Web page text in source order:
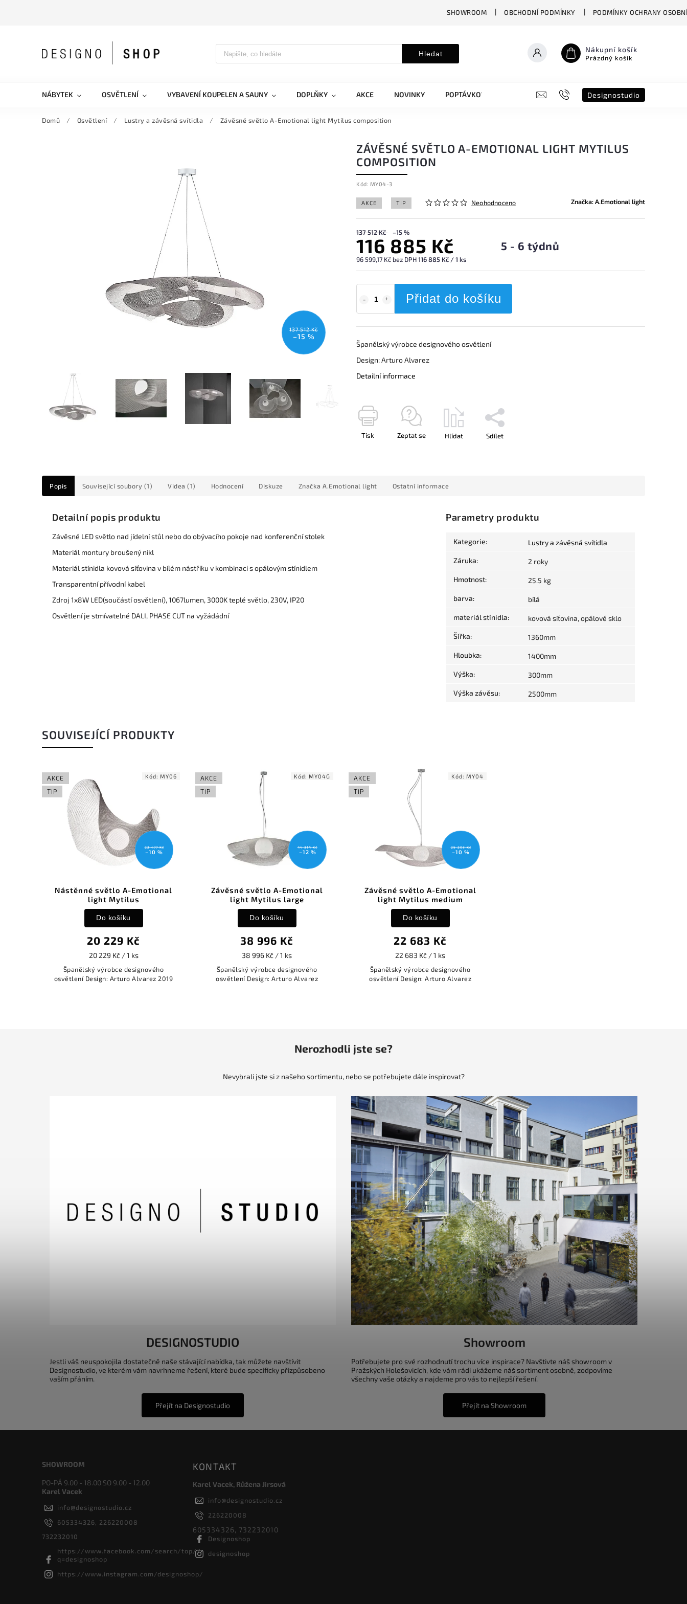
SHOWROOM OBCHODNÍ PODMÍNKY PODMÍNKY OCHRANY
Hledat Nákupní košík
Prázdný košík
NÁBYTEK OSVĚTLENÍ VYBAVENÍ KOUPELEN A SAUNY DOPLŇKY AKCE NOVINKY POPTÁVKOVÝ FORMULÁŘ B2B SHOWROOM
Designostudio
Domů / Osvětlení / Lustry a závěsná svítidla / Závěsné světlo A-Emotional light Mytilus composition
137 512 Kč
–15 %
ZÁVĚSNÉ SVĚTLO A-EMOTIONAL LIGHT MYTILUS
COMPOSITION
Kód: MY04-3
AKCE TIP Neohodnoceno Značka:A.Emotional light
137 512 Kč –15 %
116 885 Kč
96 599,17 Kč bez DPH116 885 Kč / 1 ks
5 - 6 týdnů
Přidat do košíku
Španělský výrobce designového osvětlení
Design: Arturo Alvarez
Detailní informace
Tisk Zeptat se Hlídat Sdílet
Popis Související soubory (1) Videa (1) Hodnocení Diskuze Značka A.Emotional light Ostatní informace
Detailní popis produktu
Závěsné LED světlo nad jídelní stůl nebo do obývacího pokoje nad konferenční stolek
Materiál montury broušený nikl
Materiál stínidla kovová síťovina v bílém nástřiku v kombinaci s opálovým stínidlem
Transparentní přívodní kabel
Zdroj 1x8W LED(součástí osvětlení), 1067lumen, 3000K teplé světlo, 230V, IP20
Osvětlení je stmívatelné DALI, PHASE CUT na vyžádádní
Parametry produktu
Kategorie: Lustry a závěsná svítidla
Záruka: 2 roky
Hmotnost: 25.5 kg
barva: bílá
materiál stínidla: kovová síťovina, opálové sklo
Šířka: 1360mm
Hloubka: 1400mm
Výška: 300mm
Výška závěsu: 2500mm
SOUVISEJÍCÍ PRODUKTY
AKCE
TIP
22 477 Kč
–10 %
Nástěnné světlo A-Emotional
light Mytilus
20 229 Kč
20 229 Kč / 1 ks
Do košíku
Španělský výrobce designového
osvětlení Design: Arturo Alvarez 2019
Kód: MY06
AKCE
TIP
44 314 Kč
–12 %
Závěsné světlo A-Emotional
light Mytilus large
38 996 Kč
38 996 Kč / 1 ks
Do košíku
Španělský výrobce designového
osvětlení Design: Arturo Alvarez
Kód: MY04G
AKCE
TIP
25 203 Kč
–10 %
Závěsné světlo A-Emotional
light Mytilus medium
22 683 Kč
22 683 Kč / 1 ks
Do košíku
Španělský výrobce designového
osvětlení Design: Arturo Alvarez
Kód: MY04
Nerozhodli jste se?
Nevybrali jste si z našeho sortimentu, nebo se potřebujete dále inspirovat?
DESIGNOSTUDIO
Jestli váš neuspokojila dostatečně naše stávající nabídka, tak můžete navštívit
Designostudio, ve kterém vám navrhneme řešení, které bude specificky přizpůsobeno
vaším přáním.
Přejít na Designostudio
Showroom
Potřebujete pro své rozhodnutí trochu více inspirace? Navštivte náš showroom v
Pražských Holešovicích, kde vám rádi ukážeme náš sortiment osobně, zodpovíme
všechny vaše otázky a najdeme pro vás to nejlepší řešení.
Přejít na Showroom
SHOWROOM
PO-PÁ 9.00 - 18.00 SO 9.00 - 12.00
Karel Vacek
info@designostudio.cz
605334326, 226220008
732232010
https://www.facebook.com/search/top/?
q=designoshop
https://www.instagram.com/designoshop/
KONTAKT
Karel Vacek, Růžena Jirsová
info@designostudio.cz
226220008
605334326, 732232010
Designoshop
designoshop